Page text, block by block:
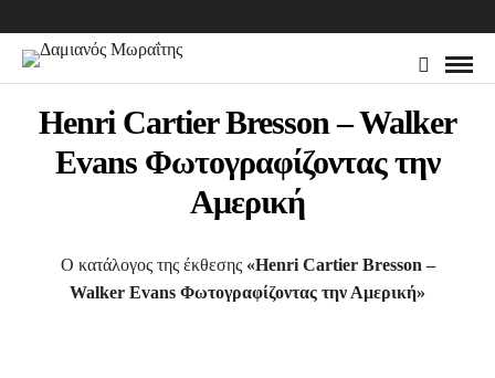
Henri Cartier Bresson – Walker
Evans Φωτογραφίζοντας την
Αμερική
Ο κατάλογος της έκθεσης «Henri Cartier Bresson –
Walker Evans Φωτογραφίζοντας την Αμερική»